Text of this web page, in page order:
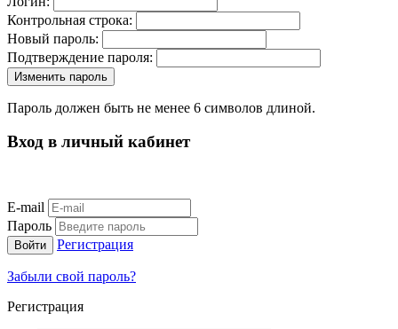
Контрольная строка:
Новый пароль:
Подтверждение пароля:
Пароль должен быть не менее 6 символов длиной.
Вход в личный кабинет
E-mail
Пароль
Регистрация
Забыли свой пароль?
Регистрация